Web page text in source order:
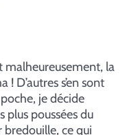
malheureusement, la
D’autres s’en sont
je décide
plus poussées du
bredouille, ce qui